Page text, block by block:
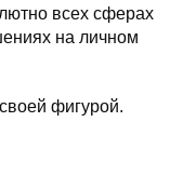
всех сферах
на личном
фигурой.